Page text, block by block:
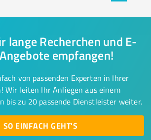
lange Recherchen und E-
empfangen!
von passenden Experten in Ihrer
Wir leiten Ihr Anliegen aus einem
bis zu 20 passende Dienstleister weiter.
SO EINFACH GEHT'S